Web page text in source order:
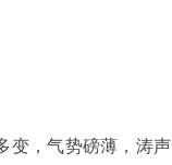
变，气势磅薄，涛声